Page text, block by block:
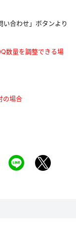
い合わせ」ボタンより
数量を調整できる場
の場合